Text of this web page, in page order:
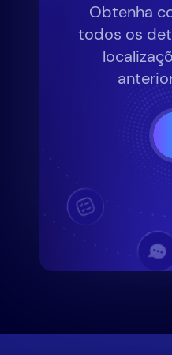
Obtenha
todos os